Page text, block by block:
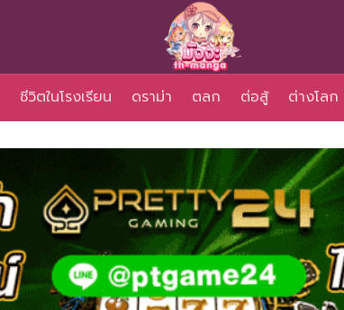
ชีวิตในโรงเรียน ดราม่า ตลก ต่อสู้ ต่างโลก